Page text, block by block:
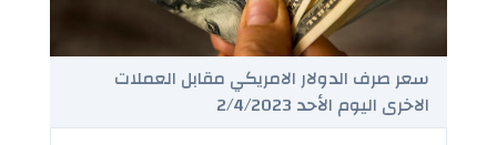
سعر صرف الدولار الامريكي مقابل العملات
الاخرى اليوم الأحد 2/4/2023